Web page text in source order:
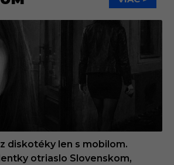
diskotéky len s mobilom.
otriaslo Slovenskom,